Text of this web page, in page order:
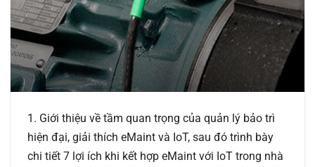
1. Giới thiệu về tầm quan trọng của quản lý bảo trì
hiện đại, giải thích eMaint và IoT, sau đó trình bày
chi tiết 7 lợi ích khi kết hợp eMaint với IoT trong nhà